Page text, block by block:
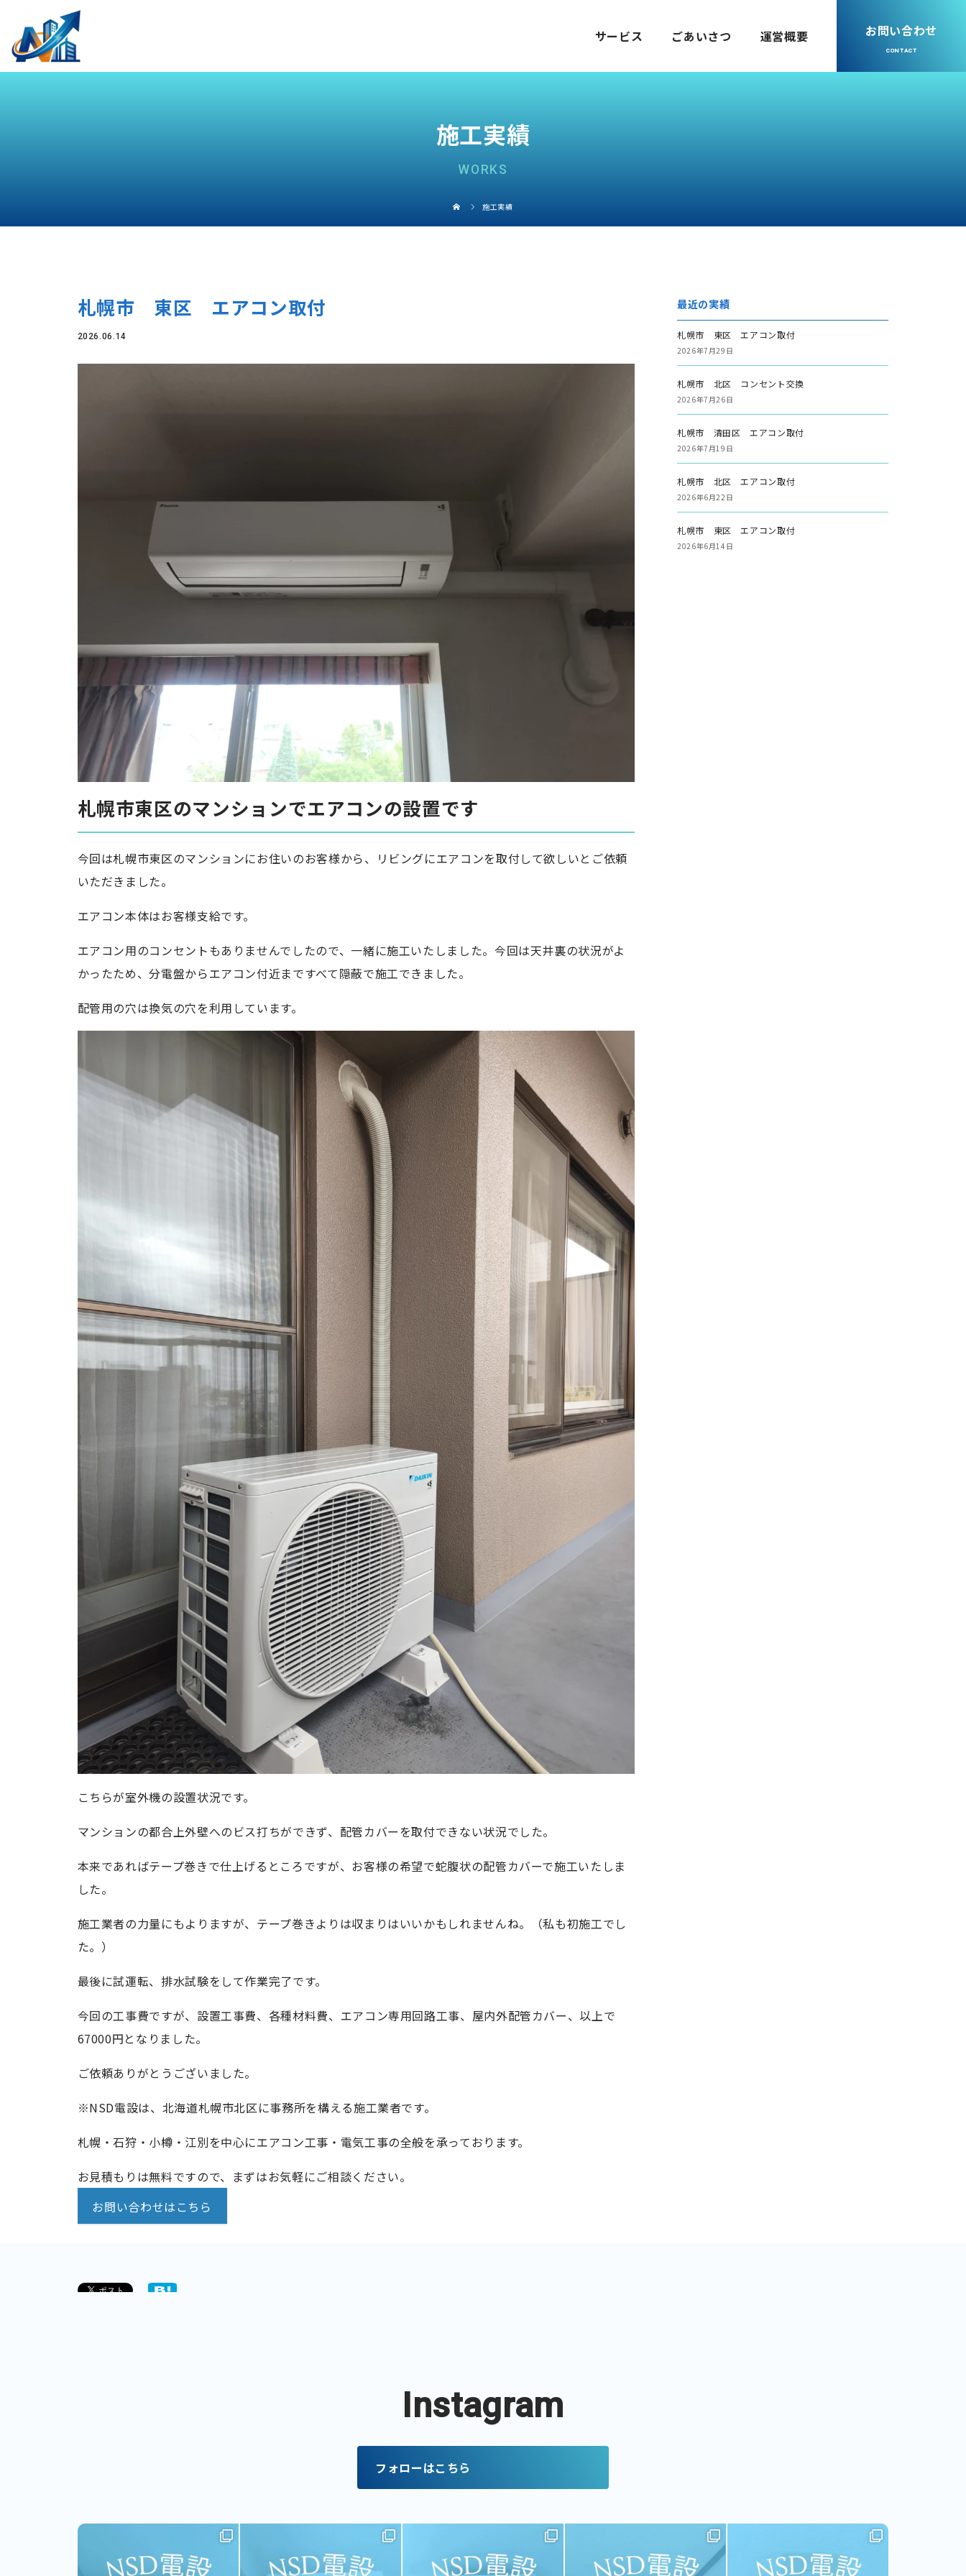
サービス ごあいさつ 運営概要 お問い合わせ
施工実績
WORKS
施工実績
札幌市 東区 エアコン取付
2026.06.14
札幌市東区のマンションでエアコンの設置です
今回は札幌市東区のマンションにお住いのお客様から、リビングにエアコンを取付して欲しいとご依頼
いただきました。
エアコン本体はお客様支給です。
エアコン用のコンセントもありませんでしたので、一緒に施工いたしました。今回は天井裏の状況がよ
かったため、分電盤からエアコン付近まですべて隠蔽で施工できました。
配管用の穴は換気の穴を利用しています。
こちらが室外機の設置状況です。
マンションの都合上外壁へのビス打ちができず、配管カバーを取付できない状況でした。
本来であればテープ巻きで仕上げるところですが、お客様の希望で蛇腹状の配管カバーで施工いたしま
した。
施工業者の力量にもよりますが、テープ巻きよりは収まりはいいかもしれませんね。（私も初施工でし
た。）
最後に試運転、排水試験をして作業完了です。
今回の工事費ですが、設置工事費、各種材料費、エアコン専用回路工事、屋内外配管カバー、以上で
67000円となりました。
ご依頼ありがとうございました。
※NSD電設は、北海道札幌市北区に事務所を構える施工業者です。
札幌・石狩・小樽・江別を中心にエアコン工事・電気工事の全般を承っております。
お見積もりは無料ですので、まずはお気軽にご相談ください。
お問い合わせはこちら
最近の実績
札幌市 東区 エアコン取付
2026年7月29日
札幌市 北区 コンセント交換
2026年7月26日
札幌市 清田区 エアコン取付
2026年7月19日
札幌市 北区 エアコン取付
2026年6月22日
札幌市 東区 エアコン取付
2026年6月14日
Instagram
フォローはこちら